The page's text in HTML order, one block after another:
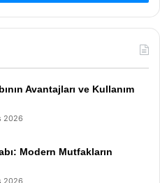
Avantajları ve Kullanım
2026
Modern Mutfakların
2026